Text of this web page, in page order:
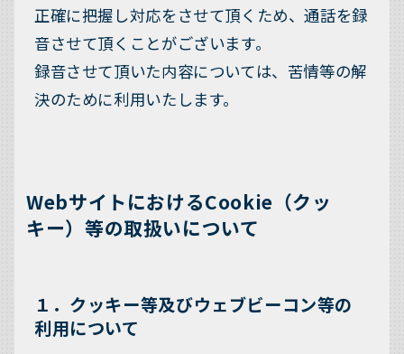
正確に把握し対応をさせて頂くため、通話を録
音させて頂くことがございます。
録音させて頂いた内容については、苦情等の解
決のために利用いたします。
WebサイトにおけるCookie（クッ
キー）等の取扱いについて
１．クッキー等及びウェブビーコン等の
利用について